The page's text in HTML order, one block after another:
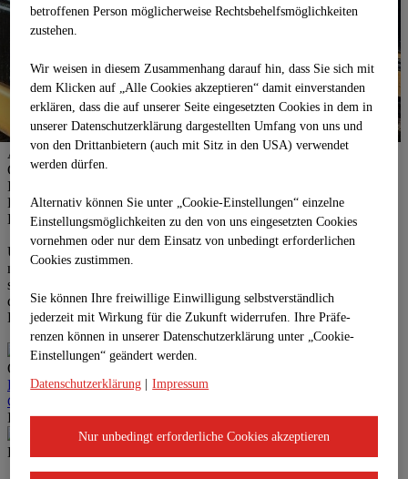
Als maschinentechnische Servicedienstleisterin der STRABAG
Gruppe zählt die konzerninterne Disposition, Vermietung, Wartung,
Instandhaltung und Instandsetzung aller Baumaschinen und
Fahrzeuge zu unseren Hauptaufgaben. Zudem regeln wir die
Beschaffung und die Verwertung der gesamten Mobilien.
Unsere Mitarbeiterinnen und Mitarbeiter verfügen neben der
maschinentechnischen Kompetenz im klassischen Verkehrswege-
sowie Hoch- und Ingenieurbau über ein umfassendes Know-how in
den Spezialgebieten Anlagentechnik, Wasserbau, Spezialtiefbau,
Brückenbau und Tunnelbau.
QUICKLINKS
Einkaufsbedingungen
Grundsatzerklärung LkSG
Informationen zur Rechnungszustellung
LINKS
betroffenen Person möglicherweise Rechtsbehelfsmöglichkeiten
zustehen.
Wir weisen in diesem Zusammenhang darauf hin, dass Sie sich mit
dem Klicken auf „Alle Cookies akzeptieren“ damit ein­ver­standen
erklären, dass die auf unserer Seite eingesetzten Cookies in dem in
unserer Datenschutzerklärung dargestellten Umfang von uns und
von den Drittanbietern (auch mit Sitz in den USA) verwendet
werden dürfen.
Alternativ können Sie unter „Cookie-Einstellungen“ einzelne
Einstellungsmöglichkeiten zu den von uns eingesetzten Cookies
vornehmen oder nur dem Einsatz von unbedingt erforderlichen
Cookies zustimmen.
Sie können Ihre freiwillige Einwilligung selbstverständlich
jederzeit mit Wirkung für die Zukunft widerrufen. Ihre Prä­fe­
renzen können in unserer Datenschutzerklärung unter „Cookie-
Einstellungen“ geändert werden.
Datenschutzerklärung | Impressum
Nur unbedingt erforderliche Cookies akzeptieren